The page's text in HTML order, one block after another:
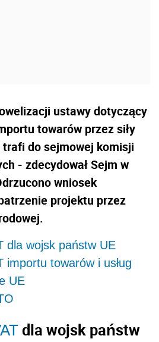
ustawy dotyczący
towarów przez siły
do sejmowej komisji
- zdecydował Sejm w
wniosek
projektu przez
dla wojsk państw UE
importu towarów i usług
UE
dla wojsk państw